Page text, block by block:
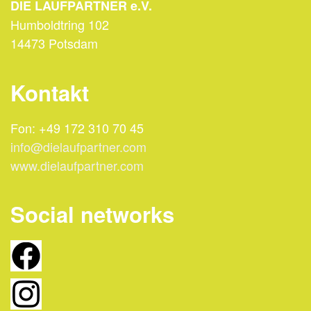
DIE LAUFPARTNER e.V.
Humboldtring 102
14473 Potsdam
Kontakt
Fon: +49 172 310 70 45
info@dielaufpartner.com
www.dielaufpartner.com
Social networks